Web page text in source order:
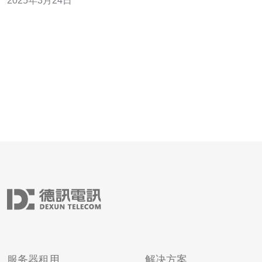
网络环境和先进的信息技术基础设施，为企业提供了良好
服务器租用 解决方案